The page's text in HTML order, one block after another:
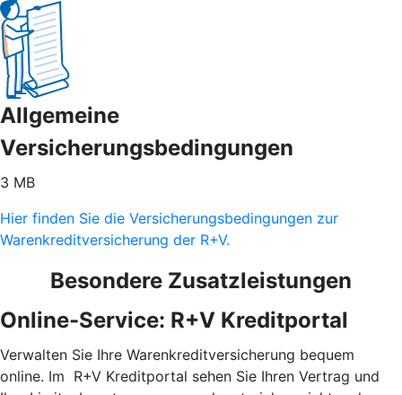
Allgemeine
Versicherungsbedingungen
3 MB
Hier finden Sie die Versicherungsbedingungen zur
Warenkreditversicherung der R+V.
Besondere Zusatzleistungen
Online-Service: R+V Kreditportal
Verwalten Sie Ihre Warenkreditversicherung bequem
online. Im R+V Kreditportal sehen Sie Ihren Vertrag und